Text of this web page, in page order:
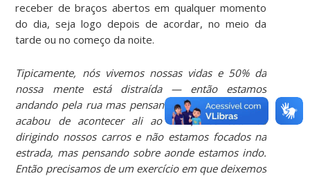
receber de braços abertos em qualquer momento
do dia, seja logo depois de acordar, no meio da
tarde ou no começo da noite.
Tipicamente, nós vivemos nossas vidas e 50% da
nossa mente está distraída — então estamos
andando pela rua mas pensando sobre a coisa que
acabou de acontecer ali ao lado; nós estamos
dirigindo nossos carros e não estamos focados na
estrada, mas pensando sobre aonde estamos indo.
Então precisamos de um exercício em que deixemos